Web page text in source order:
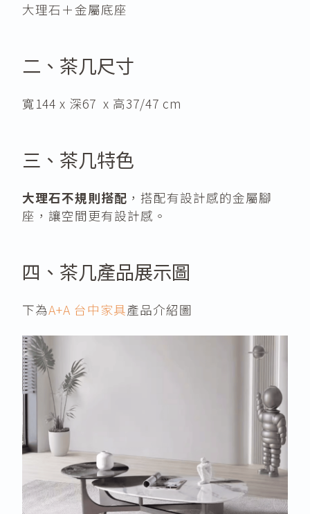
大理石＋金屬底座
二、茶几尺寸
寬144 x 深67 x 高37/47 cm
三、茶几特色
大理石不規則搭配 ，搭配有設計感的金屬腳
座，讓空間更有設計感。
四、茶几產品展示圖
下為A+A 台中家具產品介紹圖